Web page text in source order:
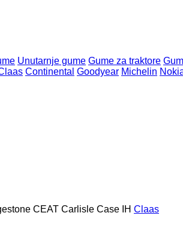
Unutarnje gume Gume za traktore
Continental Goodyear Michelin
CEAT Carlisle Case IH Claas